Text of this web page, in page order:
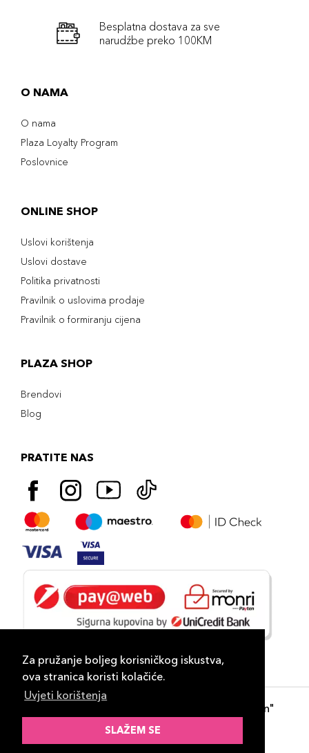
Za pružanje boljeg korisničkog iskustva,
ova stranica koristi kolačiće.
Uvjeti korištenja
SLAŽEM SE
Besplatna dostava za sve
narudźbe preko 100KM
O NAMA
O nama
Plaza Loyalty Program
Poslovnice
ONLINE SHOP
Uslovi korištenja
Uslovi dostave
Politika privatnosti
Pravilnik o uslovima prodaje
Pravilnik o formiranju cijena
PLAZA SHOP
Brendovi
Blog
PRATITE NAS
- "DP Lux Distribution"
d.o.o. Banja Luka
ID-S Consulting d.o.o. Sarajevo